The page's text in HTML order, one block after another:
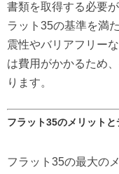
書類を取得する必要
ラット35の基準を満
震性やバリアフリー
は費用がかかるため
ります。
フラット35のメリットと
フラット35の最大の